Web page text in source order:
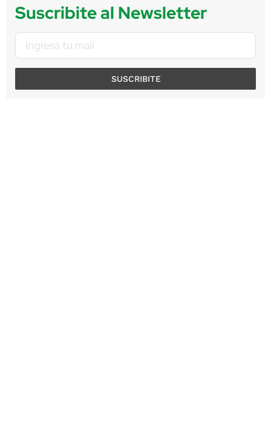
Suscribite al Newsletter
SUSCRIBITE